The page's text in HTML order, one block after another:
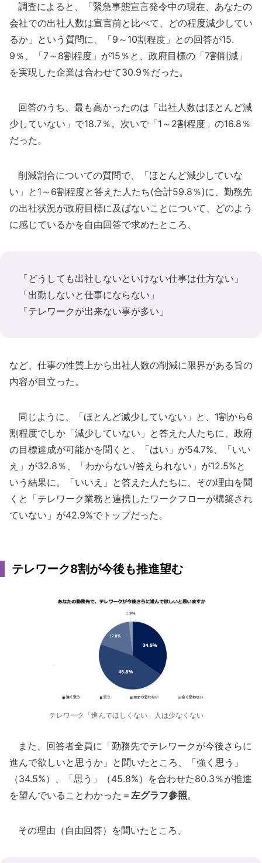
調査によると、「緊急事態宣言発令中の現在、あなたの
会社での出社人数は宣言前と比べて、どの程度減少してい
るか」という質問に、「9～10割程度」との回答が15.
9％、「7～8割程度」が15％と、政府目標の「7割削減」
を実現した企業は合わせて30.9％だった。
回答のうち、最も高かったのは「出社人数はほとんど減
少していない」で18.7％。次いで「1～2割程度」の16.8％
だった。
削減割合についての質問で、「ほとんど減少していな
い」と1～6割程度と答えた人たち(合計59.8％)に、勤務先
の出社状況が政府目標に及ばないことについて、どのよう
に感じているかを自由回答で求めたところ、
「どうしても出社しないといけない仕事は仕方ない」
「出勤しないと仕事にならない」
「テレワークが出来ない事が多い」
など、仕事の性質上から出社人数の削減に限界がある旨の
内容が目立った。
同じように、「ほとんど減少していない」と、1割から6
割程度でしか「減少していない」と答えた人たちに、政府
の目標達成が可能かを聞くと、「はい」が54.7%、「いい
え」が32.8％、「わからない/答えられない」が12.5%と
いう結果に。「いいえ」と答えた人たちに、その理由を聞
くと「テレワーク業務と連携したワークフローが構築され
ていない」が42.9%でトップだった。
テレワーク8割が今後も推進望む
テレワーク「進んでほしくない」人は少なくない
また、回答者全員に「勤務先でテレワークが今後さらに
進んで欲しいと思うか」と聞いたところ、「強く思う」
（34.5%）、「思う」（45.8%）を合わせた80.3％が推進
を望んでいることわかった＝ 左グラフ参照。
その理由（自由回答）を聞いたところ、